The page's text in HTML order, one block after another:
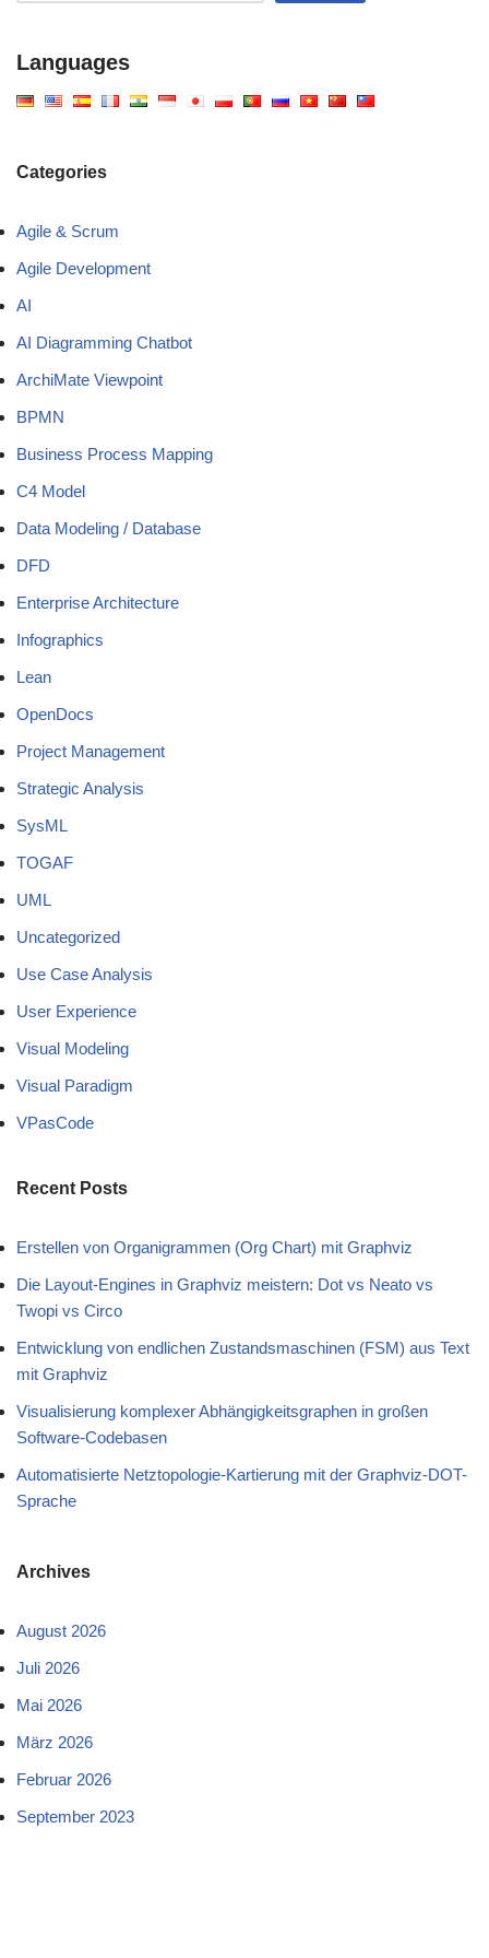
Languages
Categories
Agile & Scrum
Agile Development
AI
AI Diagramming Chatbot
ArchiMate Viewpoint
BPMN
Business Process Mapping
C4 Model
Data Modeling / Database
DFD
Enterprise Architecture
Infographics
Lean
OpenDocs
Project Management
Strategic Analysis
SysML
TOGAF
UML
Uncategorized
Use Case Analysis
User Experience
Visual Modeling
Visual Paradigm
VPasCode
Recent Posts
Erstellen von Organigrammen (Org Chart) mit Graphviz
Die Layout-Engines in Graphviz meistern: Dot vs Neato vs
Twopi vs Circo
Entwicklung von endlichen Zustandsmaschinen (FSM) aus Text
mit Graphviz
Visualisierung komplexer Abhängigkeitsgraphen in großen
Software-Codebasen
Automatisierte Netztopologie-Kartierung mit der Graphviz-DOT-
Sprache
Archives
August 2026
Juli 2026
Mai 2026
März 2026
Februar 2026
September 2023